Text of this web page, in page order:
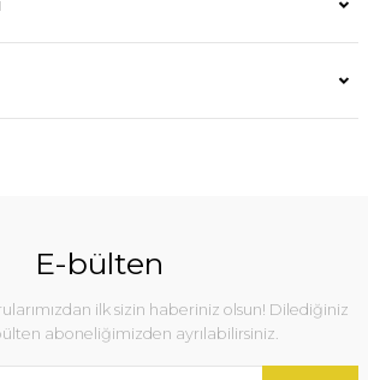
E-bülten
ilk sizin haberiniz olsun! Dilediğiniz
aboneliğimizden ayrılabilirsiniz.